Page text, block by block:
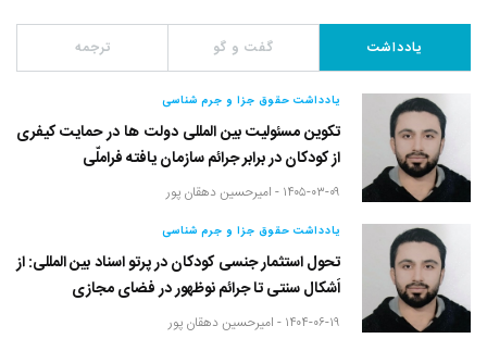
یادداشت گفت و گو ترجمه
یادداشت حقوق جزا و جرم شناسی
تکوین مسئولیت بین المللی دولت ها در حمایت کیفری
از کودکان در برابر جرائم سازمان یافته فراملّی
۱۴۰۵-۰۳-۰۹ - امیرحسین دهقان پور
یادداشت حقوق جزا و جرم شناسی
تحول استثمار جنسی کودکان در پرتو اسناد بین المللی: از
اَشکال سنتی تا جرائم نوظهور در فضای مجازی
۱۴۰۴-۰۶-۱۹ - امیرحسین دهقان پور